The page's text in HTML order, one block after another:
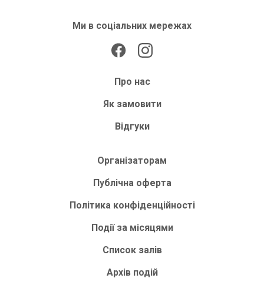
Ми в соціальних мережах
Про нас
Як замовити
Відгуки
Організаторам
Публічна оферта
Політика конфіденційності
Події за місяцями
Список залів
Архів подій